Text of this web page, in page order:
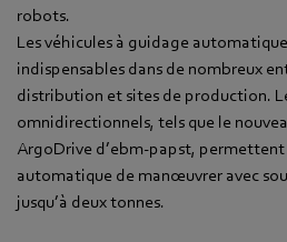
robots.
Les véhicules à guidage
indispensables dans de nombreux
distribution et sites de production.
omnidirectionnels, tels que le
ArgoDrive d’ebm-papst, permettent
automatique de manœuvrer avec
jusqu’à deux tonnes.